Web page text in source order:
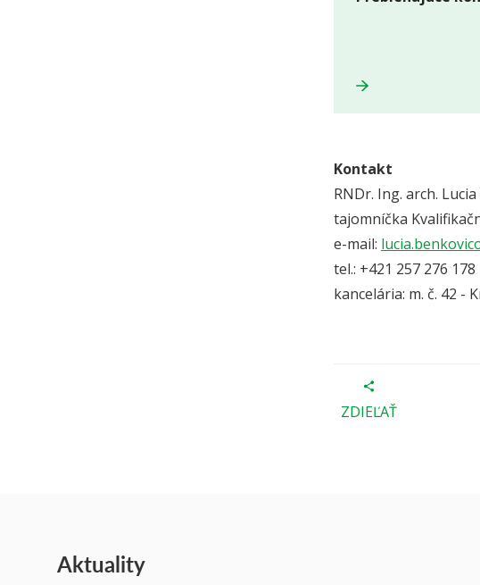
Kontakt
RNDr. Ing. arch.
tajomníčka
e-mail:
tel.: +421 257 276
kancelária: m. č. 42 -
ZDIEĽAŤ
Aktuality